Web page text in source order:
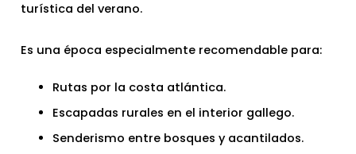
turística del verano.
Es una época especialmente recomendable para:
Rutas por la costa atlántica.
Escapadas rurales en el interior gallego.
Senderismo entre bosques y acantilados.